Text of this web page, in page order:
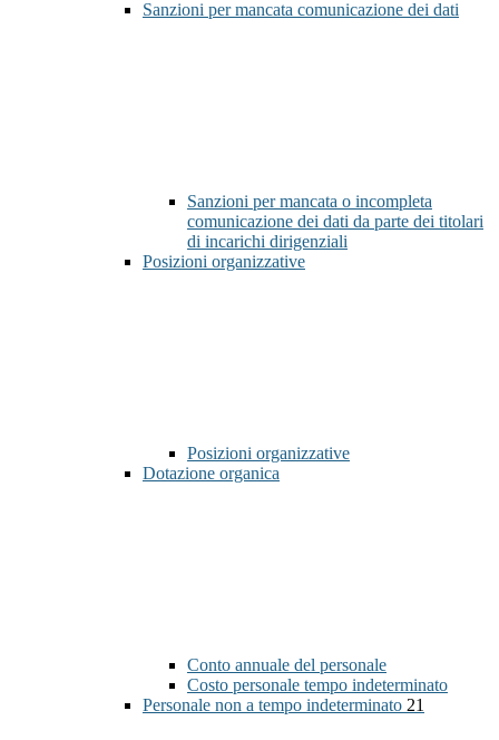
Sanzioni per mancata comunicazione dei dati
Sanzioni per mancata o incompleta
comunicazione dei dati da parte dei titolari
di incarichi dirigenziali
Posizioni organizzative
Posizioni organizzative
Dotazione organica
Conto annuale del personale
Costo personale tempo indeterminato
Personale non a tempo indeterminato 21